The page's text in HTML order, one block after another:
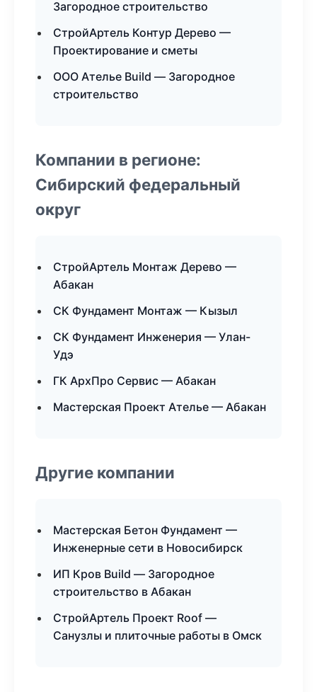
Загородное строительство
СтройАртель Контур Дерево —
Проектирование и сметы
ООО Ателье Build — Загородное
строительство
Компании в регионе:
Сибирский федеральный
округ
СтройАртель Монтаж Дерево —
Абакан
СК Фундамент Монтаж — Кызыл
СК Фундамент Инженерия — Улан-
Удэ
ГК АрхПро Сервис — Абакан
Мастерская Проект Ателье — Абакан
Другие компании
Мастерская Бетон Фундамент —
Инженерные сети в Новосибирск
ИП Кров Build — Загородное
строительство в Абакан
СтройАртель Проект Roof —
Санузлы и плиточные работы в Омск